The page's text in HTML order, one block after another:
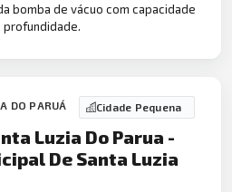
bomba de vácuo com capacidade
profundidade.
DO PARUÁ Cidade Pequena
Luzia Do Parua -
De Santa Luzia